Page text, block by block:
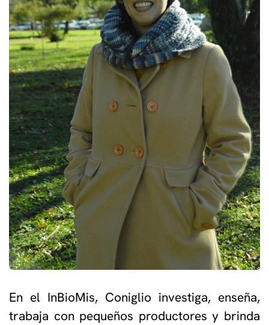
En el InBioMis, Coniglio investiga, enseña,
trabaja con pequeños productores y brinda